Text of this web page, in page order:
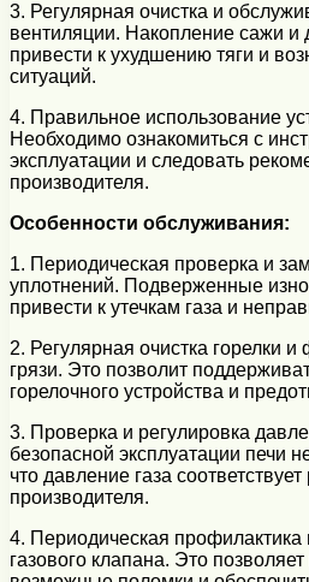
3. Регулярная очистка и
вентиляции. Накопление сажи и
привести к ухудшению тяги и
ситуаций.
4. Правильное использование
Необходимо ознакомиться с
эксплуатации и следовать
производителя.
Особенности обслуживания:
1. Периодическая проверка и
уплотнений. Подверженные
привести к утечкам газа и
2. Регулярная очистка горелки и
грязи. Это позволит
горелочного устройства и
3. Проверка и регулировка
безопасной эксплуатации печи
что давление газа
производителя.
4. Периодическая
газового клапана. Это